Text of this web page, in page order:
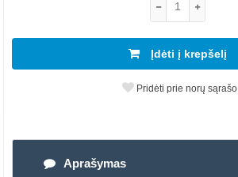
Įdėti į krepšelį
Pridėti prie norų sąrašo
Aprašymas